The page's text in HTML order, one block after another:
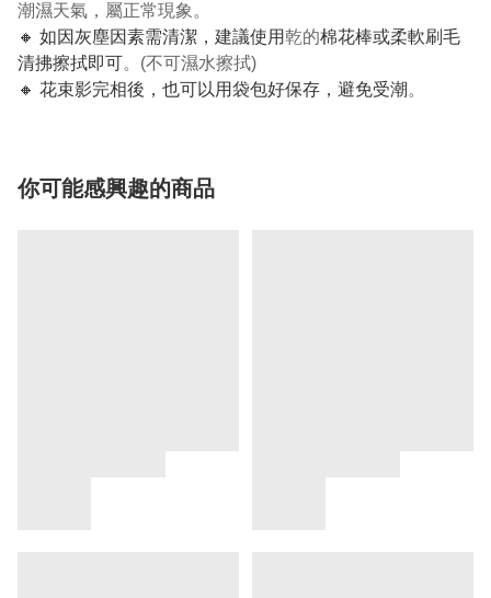
潮濕天氣，屬正常現象。
🔸 如因灰塵因素需清潔，建議使用乾的棉花棒或柔軟刷毛
清拂擦拭即可。(不可濕水擦拭)
🔸 花束影完相後，也可以用袋包好保存，避免受潮 。
你可能感興趣的商品